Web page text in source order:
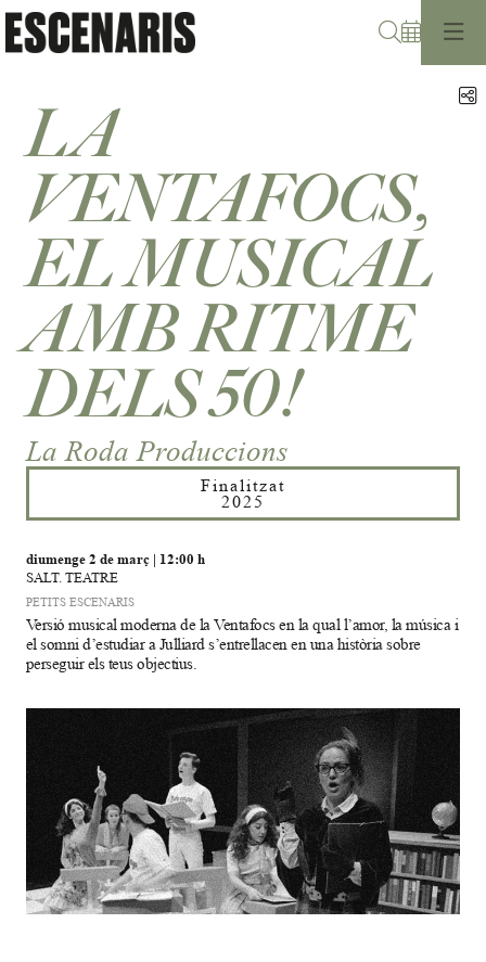
LA
VENTAFOCS,
EL MUSICAL
AMB RITME
DELS 50!
La Roda Produccions
Finalitzat
2025
diumenge 2 de març| 12:00 h
SALT. TEATRE
PETITS ESCENARIS
Versió musical moderna de la Ventafocs en la qual l’amor, la música i
el somni d’estudiar a Julliard s’entrellacen en una història sobre
perseguir els teus objectius.